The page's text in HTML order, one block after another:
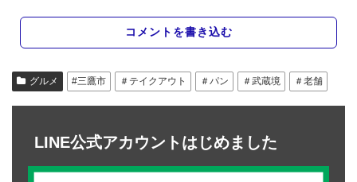
コメントを書き込む
グルメ #三鷹市 ＃テイクアウト ＃パン ＃武蔵境 ＃老舗
LINE公式アカウントはじめました